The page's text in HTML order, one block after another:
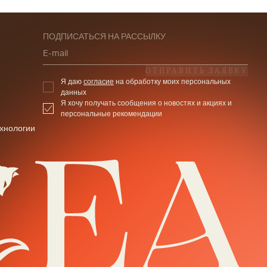
ПОДПИСАТЬСЯ НА РАССЫЛКУ
E-mail
ОТПРАВИТЬ ЗАЯВКУ
Я даю согласие на обработку моих персональных
данных
Я хочу получать сообщения о новостях и акциях и
персональные рекомендации